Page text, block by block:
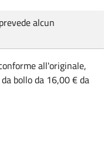
alcun
all'originale,
bollo da 16,00 € da